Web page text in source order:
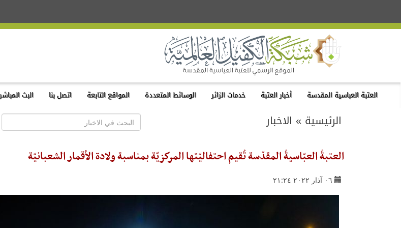
العتبة العباسية المقدسة أخبار العتبة خدمات الزائر الوسائط المتعددة المواقع التابعة اتصل بنا البث المباشر
الرئيسية » الاخبار
العتبةُ العبّاسيةُ المقدّسة تُقيم احتفاليّتها المركزيّة بمناسبة ولادة الأقمار الشعبانيّة
٠٦ آذار ٢٠٢٢ ٢١:٢٤